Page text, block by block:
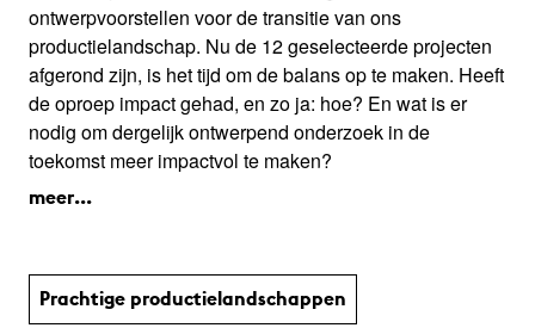
ontwerpvoorstellen voor de transitie van ons
productielandschap. Nu de 12 geselecteerde projecten
afgerond zijn, is het tijd om de balans op te maken. Heeft
de oproep impact gehad, en zo ja: hoe? En wat is er
nodig om dergelijk ontwerpend onderzoek in de
toekomst meer impactvol te maken?
meer...
Prachtige productie­land­schap­pen